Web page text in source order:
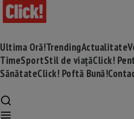
Ultima Oră!TrendingActualitate
TimeSportStil de viațăClick!
SănătateClick! Poftă Bună!